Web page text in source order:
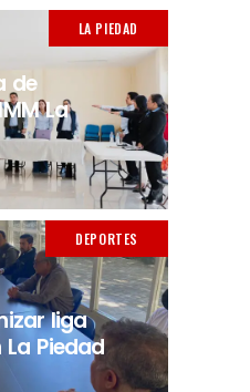
LA PIEDAD
de
La
DEPORTES
liga
Piedad